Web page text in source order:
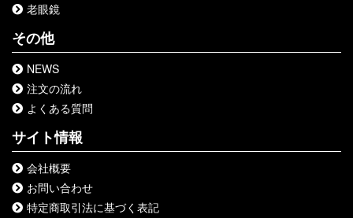
老眼鏡
その他
NEWS
注文の流れ
よくある質問
サイト情報
会社概要
お問い合わせ
特定商取引法に基づく表記